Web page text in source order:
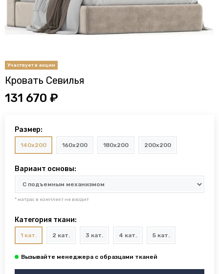
Кровать Севилья
131 670 ₽
Размер:
140x200 160x200 180x200 200x200
Вариант основы:
* матрас в комплект не входит
Категория ткани:
1 кат. 2 кат. 3 кат. 4 кат. 5 кат.